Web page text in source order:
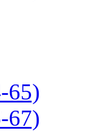
65)
67)